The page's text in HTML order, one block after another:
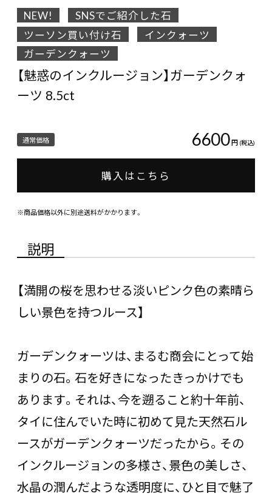
NEW!
SNSでご紹介した石
ツーソン買い付け石
インクォーツ
ガーデンクォーツ
【魅惑のインクルージョン】ガーデンクォ
ーツ 8.5ct
通常価格 6600円 (税込)
購入はこちら
※商品価格以外に別途送料がかかります。
説明
【満開の桜を思わせる淡いピンク色の素晴ら
しい景色を持つルース】
ガーデンクォーツは、まるむ商会にとって始
まりの石。石を好きになったきっかけでも
あります。それは、今を遡ること約十年前、
タイに住んでいた時に初めて見た天然石ル
ースがガーデンクォーツだったから。その
インクルージョンの多様さ、景色の美しさ、
水晶の潤んだような透明度に、ひと目で魅了